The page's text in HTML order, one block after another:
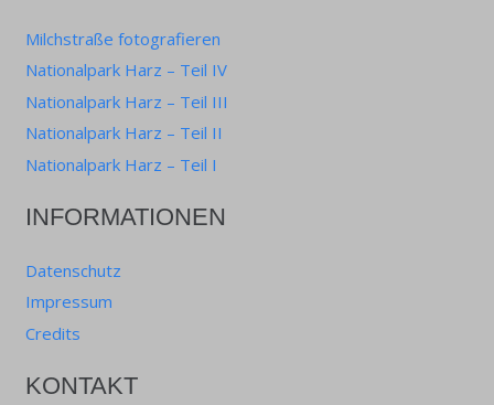
Milchstraße fotografieren
Nationalpark Harz – Teil IV
Nationalpark Harz – Teil III
Nationalpark Harz – Teil II
Nationalpark Harz – Teil I
INFORMATIONEN
Datenschutz
Impressum
Credits
KONTAKT